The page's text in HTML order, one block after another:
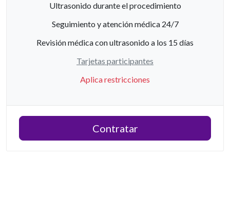
Ultrasonido durante el procedimiento
Seguimiento y atención médica 24/7
Revisión médica con ultrasonido a los 15 días
Tarjetas participantes
Aplica restricciones
Contratar